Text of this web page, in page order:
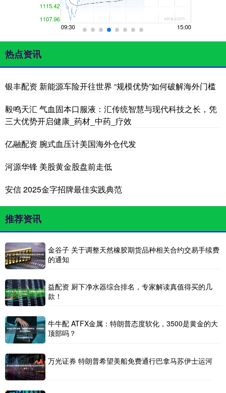
热点资讯
银丰配资 新能源车险开往世界 “规模优势”如何破解海外门槛
毅鸣天汇 气血固本口服液：汇传统智慧与现代科技之长，凭
三大优势开启健康_药材_中药_疗效
亿融配资 腕式血压计美国海外仓代发
河源华锋 美股黄金股盘前走低
安信 2025金字招牌最佳实践典范
推荐资讯
金谷子 关于调整天然橡胶期货品种相关合约交易手续费
的通知
益配资 厨下净水器综合排名，专家解读真值得买的几
款！
牛牛配 ATFX金属：特朗普态度软化，3500是黄金的大
顶部吗？
万光证券 特朗普希望美船免费通行巴拿马苏伊士运河